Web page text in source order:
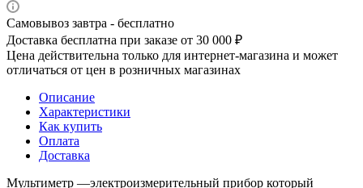
Самовывоз завтра - бесплатно
Доставка бесплатна при заказе от 30 000 ₽
Цена действительна только для интернет-магазина и может
отличаться от цен в розничных магазинах
Описание
Характеристики
Как купить
Оплата
Доставка
Мультиметр —электроизмерительный прибор который